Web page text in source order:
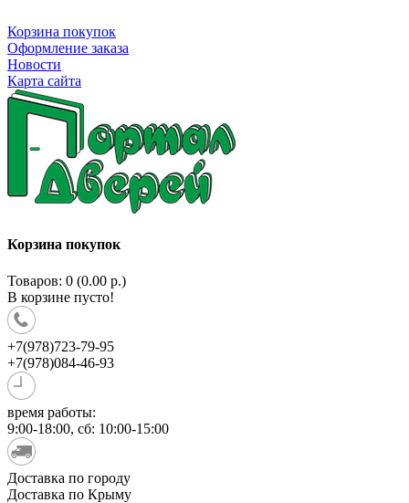
Корзина покупок
Оформление заказа
Новости
Карта сайта
Корзина покупок
Товаров: 0 (0.00 р.)
В корзине пусто!
+7(978)723-79-95
+7(978)084-46-93
время работы:
9:00-18:00, сб: 10:00-15:00
Доставка по городу
Доставка по Крыму